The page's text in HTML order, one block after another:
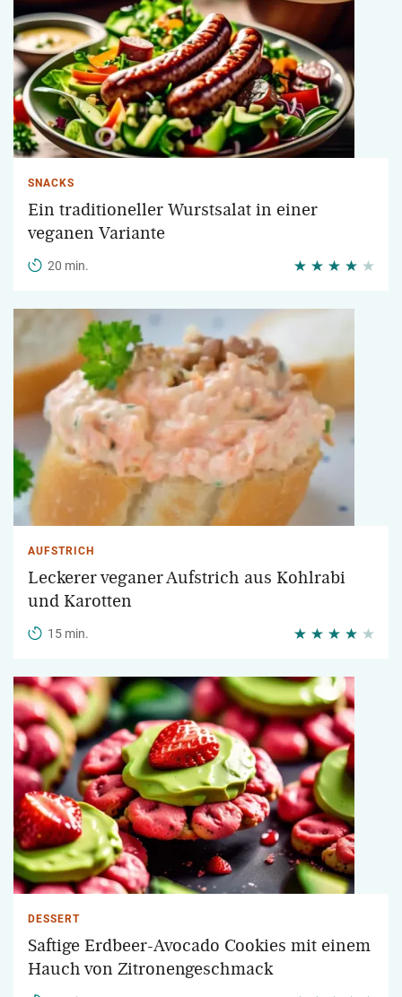
SNACKS
Ein traditioneller Wurstsalat in einer
veganen Variante
20 min.
AUFSTRICH
Leckerer veganer Aufstrich aus Kohlrabi
und Karotten
15 min.
DESSERT
Saftige Erdbeer-Avocado Cookies mit einem
Hauch von Zitronengeschmack